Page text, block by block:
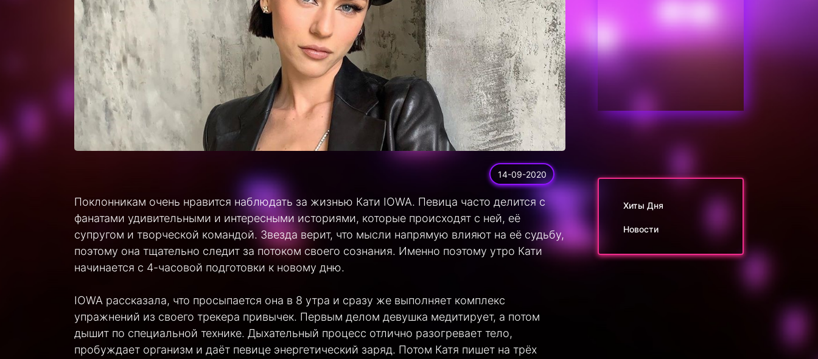
14-09-2020
Поклонникам очень нравится наблюдать за жизнью Кати IOWA. Певица часто делится с
фанатами удивительными и интересными историями, которые происходят с ней, её
супругом и творческой командой. Звезда верит, что мысли напрямую влияют на её судьбу,
поэтому она тщательно следит за потоком своего сознания. Именно поэтому утро Кати
начинается с 4-часовой подготовки к новому дню.
IOWA рассказала, что просыпается она в 8 утра и сразу же выполняет комплекс
упражнений из своего трекера привычек. Первым делом девушка медитирует, а потом
дышит по специальной технике. Дыхательный процесс отлично разогревает тело,
пробуждает организм и даёт певице энергетический заряд. Потом Катя пишет на трёх
Хиты Дня
Новости